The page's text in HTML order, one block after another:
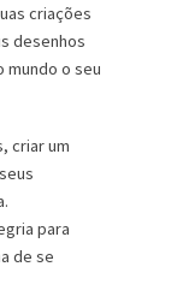
criações
desenhos
o seu
criar um
para
de se